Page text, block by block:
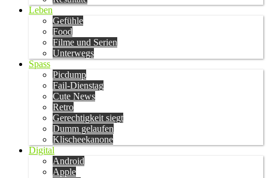
Leben
Gefühle
Food
Filme und Serien
Unterwegs
Spass
Picdump
Fail-Dienstag
Cute News
Retro
Gerechtigkeit siegt
Dumm gelaufen
Klischeekanone
Digital
Android
Apple